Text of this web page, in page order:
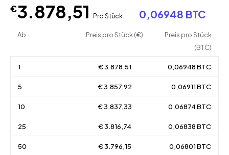
€3.878,51 Pro Stück 0,06948 BTC
Ab Preis pro Stück (€)
Preis pro Stück
(BTC)
1 € 3.878,51 0,06948 BTC
5 € 3.857,92 0,06911 BTC
10 € 3.837,33 0,06874 BTC
25 € 3.816,74 0,06838 BTC
50 € 3.796,15 0,06801 BTC